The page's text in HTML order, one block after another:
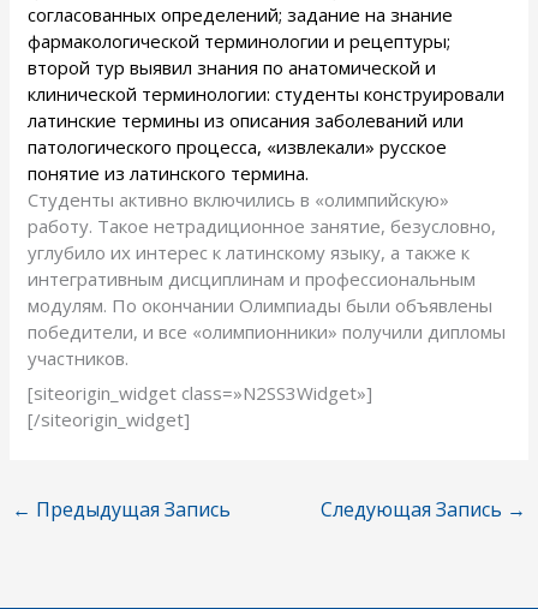
согласованных определений; задание на знание
фармакологической терминологии и рецептуры;
второй тур выявил знания по анатомической и
клинической терминологии: студенты конструировали
латинские термины из описания заболеваний или
патологического процесса, «извлекали» русское
понятие из латинского термина.
Студенты активно включились в «олимпийскую»
работу. Такое нетрадиционное занятие, безусловно,
углубило их интерес к латинскому языку, а также к
интегративным дисциплинам и профессиональным
модулям. По окончании Олимпиады были объявлены
победители, и все «олимпионники» получили дипломы
участников.
[siteorigin_widget class=»N2SS3Widget»]
[/siteorigin_widget]
← Предыдущая Запись Следующая Запись →